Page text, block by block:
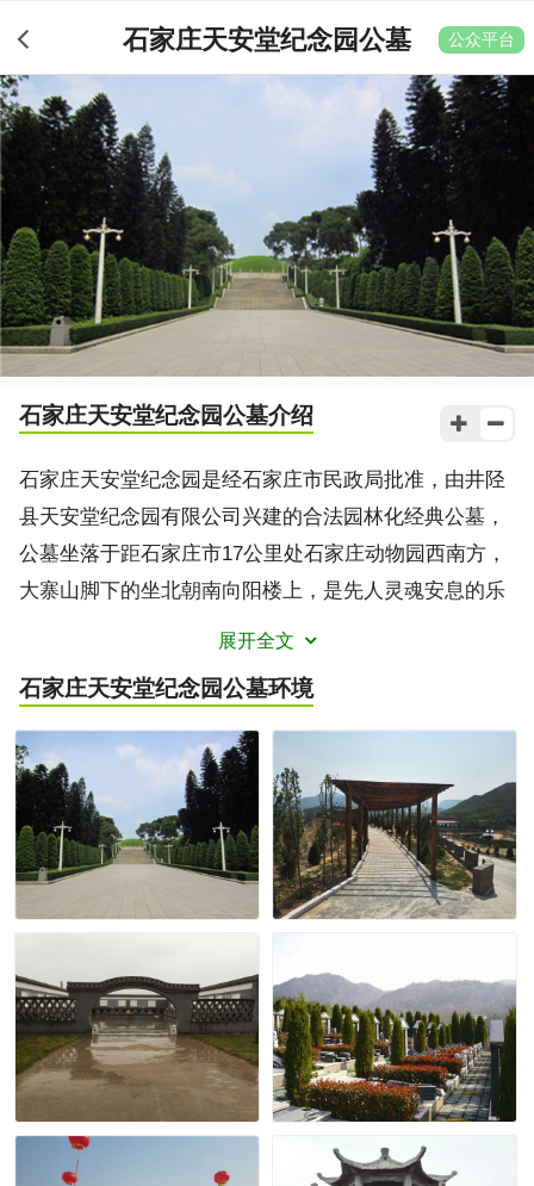
石家庄天安堂纪念园公墓 公众平台
石家庄天安堂纪念园公墓介绍
石家庄天安堂纪念园是经石家庄市民政局批准，由井陉
县天安堂纪念园有限公司兴建的合法园林化经典公墓，
公墓坐落于距石家庄市17公里处石家庄动物园西南方，
大寨山脚下的坐北朝南向阳楼上，是先人灵魂安息的乐
土，是后人追思敬祖的圣地。天安堂公墓以生态园林模
山环抱，草木葱茏，秀水蜿蜒，如玉带萦绕，左青龙高
耸，右白虎驯顺，像一座巨大的太师椅，是大自然造
化、生气积聚的祥瑞福地，是华北地区不可多得的福
祉。
展开全文
石家庄天安堂纪念园公墓环境